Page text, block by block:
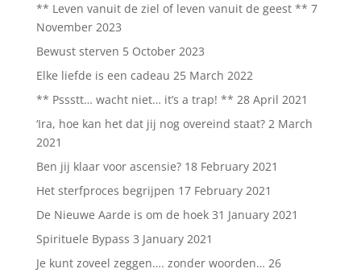
** Leven vanuit de ziel of leven vanuit de geest ** 7
November 2023
Bewust sterven 5 October 2023
Elke liefde is een cadeau 25 March 2022
** Pssstt… wacht niet… it’s a trap! ** 28 April 2021
‘Ira, hoe kan het dat jij nog overeind staat? 2 March
2021
Ben jij klaar voor ascensie? 18 February 2021
Het sterfproces begrijpen 17 February 2021
De Nieuwe Aarde is om de hoek 31 January 2021
Spirituele Bypass 3 January 2021
Je kunt zoveel zeggen…. zonder woorden… 26